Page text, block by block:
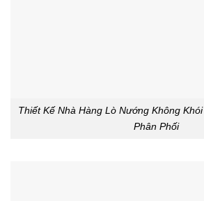
Thiết Kế Nhà Hàng Lò Nướng Không
Phân Phối